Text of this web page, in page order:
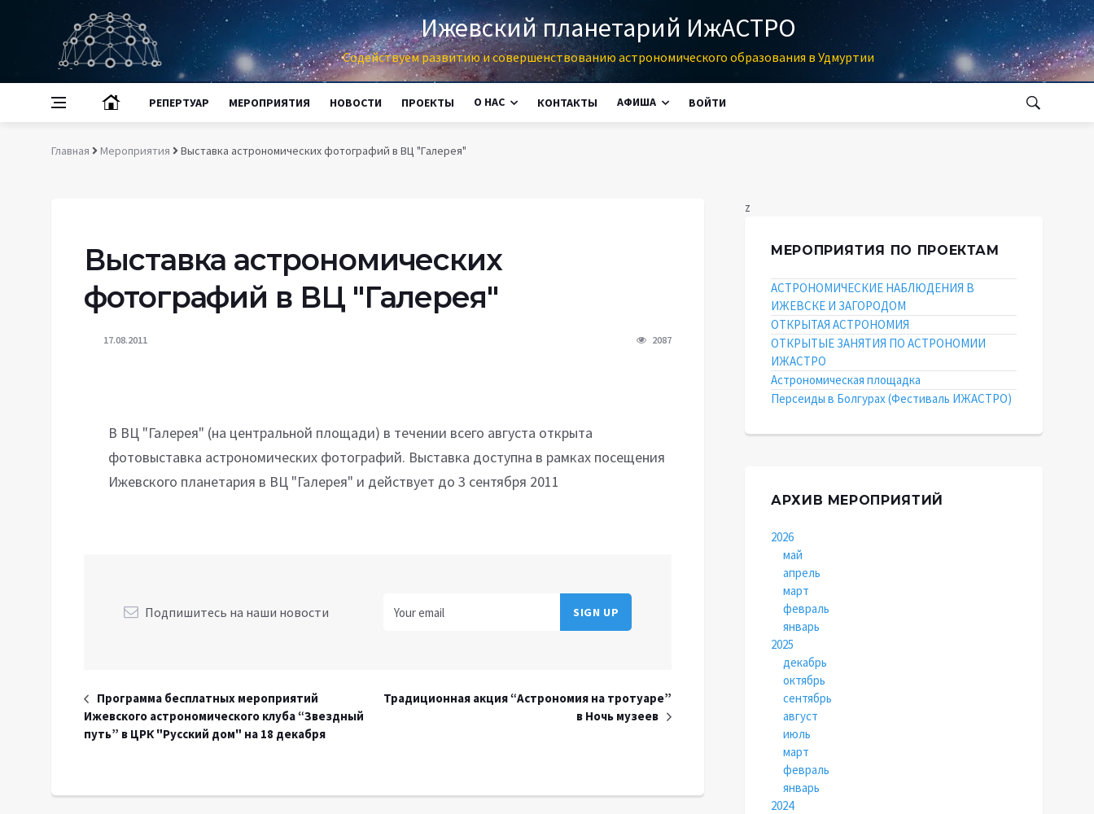
Ижевский планетарий ИжАСТРО
Содействуем развитию и совершенствованию астрономического образования в Удмуртии
РЕПЕРТУАР МЕРОПРИЯТИЯ НОВОСТИ ПРОЕКТЫ О НАС КОНТАКТЫ АФИША ВОЙТИ
Главная Мероприятия Выставка астрономических фотографий в ВЦ "Галерея"
Выставка астрономических
фотографий в ВЦ "Галерея"
17.08.2011 2087
В ВЦ "Галерея" (на центральной площади) в течении всего августа открыта
фотовыставка астрономических фотографий. Выставка доступна в рамках посещения
Ижевского планетария в ВЦ "Галерея" и действует до 3 сентября 2011
Подпишитесь на наши новости
Программа бесплатных мероприятий
Ижевского астрономического клуба “Звездный
путь” в ЦРК "Русский дом" на 18 декабря
Традиционная акция “Астрономия на тротуаре”
в Ночь музеев
z
МЕРОПРИЯТИЯ ПО ПРОЕКТАМ
АСТРОНОМИЧЕСКИЕ НАБЛЮДЕНИЯ В
ИЖЕВСКЕ И ЗАГОРОДОМ
ОТКРЫТАЯ АСТРОНОМИЯ
ОТКРЫТЫЕ ЗАНЯТИЯ ПО АСТРОНОМИИ
ИЖАСТРО
Астрономическая площадка
Персеиды в Болгурах (Фестиваль ИЖАСТРО)
АРХИВ МЕРОПРИЯТИЙ
2026
май
апрель
март
февраль
январь
2025
декабрь
октябрь
сентябрь
август
июль
март
февраль
январь
2024